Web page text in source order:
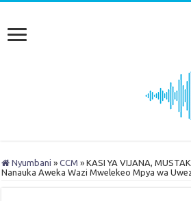
Nyumbani » CCM » KASI YA VIJANA,
Nanauka Aweka Wazi Mwelekeo Mpya wa